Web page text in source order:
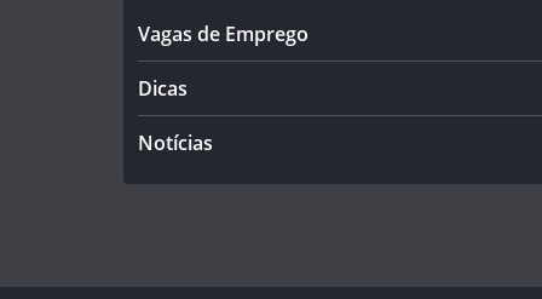
Vagas de Emprego
Dicas
Notícias